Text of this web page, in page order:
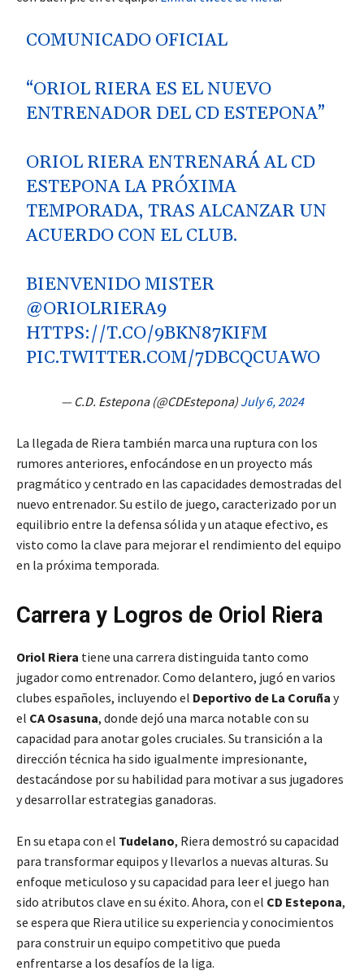
COMUNICADO OFICIAL
“ORIOL RIERA ES EL NUEVO
ENTRENADOR DEL CD ESTEPONA”
ORIOL RIERA ENTRENARÁ AL CD
ESTEPONA LA PRÓXIMA
TEMPORADA, TRAS ALCANZAR UN
ACUERDO CON EL CLUB.
BIENVENIDO MISTER
@ORIOLRIERA9
HTTPS://T.CO/9BKN87KIFM
PIC.TWITTER.COM/7DBCQCUAWO
— C.D. Estepona (@CDEstepona) July 6, 2024
La llegada de Riera también marca una ruptura con los
rumores anteriores, enfocándose en un proyecto más
pragmático y centrado en las capacidades demostradas del
nuevo entrenador. Su estilo de juego, caracterizado por un
equilibrio entre la defensa sólida y un ataque efectivo, es
visto como la clave para mejorar el rendimiento del equipo
en la próxima temporada.
Carrera y Logros de Oriol Riera
Oriol Riera tiene una carrera distinguida tanto como
jugador como entrenador. Como delantero, jugó en varios
clubes españoles, incluyendo el Deportivo de La Coruña y
el CA Osasuna, donde dejó una marca notable con su
capacidad para anotar goles cruciales. Su transición a la
dirección técnica ha sido igualmente impresionante,
destacándose por su habilidad para motivar a sus jugadores
y desarrollar estrategias ganadoras.
En su etapa con el Tudelano, Riera demostró su capacidad
para transformar equipos y llevarlos a nuevas alturas. Su
enfoque meticuloso y su capacidad para leer el juego han
sido atributos clave en su éxito. Ahora, con el CD Estepona,
se espera que Riera utilice su experiencia y conocimientos
para construir un equipo competitivo que pueda
enfrentarse a los desafíos de la liga.